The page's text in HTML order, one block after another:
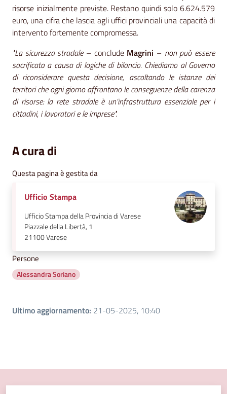
risorse inizialmente previste. Restano quindi solo 6.624.579
euro, una cifra che lascia agli uffici provinciali una capacità di
intervento fortemente compromessa.
"La sicurezza stradale – conclude Magrini – non può essere
sacrificata a causa di logiche di bilancio. Chiediamo al Governo
di riconsiderare questa decisione, ascoltando le istanze dei
territori che ogni giorno affrontano le conseguenze della carenza
di risorse: la rete stradale è un’infrastruttura essenziale per i
cittadini, i lavoratori e le imprese".
A cura di
Questa pagina è gestita da
Ufficio Stampa
Ufficio Stampa della Provincia di Varese
Piazzale della Libertà, 1
21100Varese
Persone
Alessandra Soriano
Ultimo aggiornamento: 21-05-2025, 10:40